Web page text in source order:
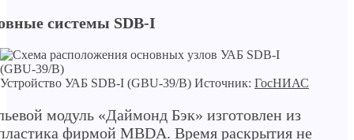
системы SDB-I
Устройство УАБ SDB-I (GBU-39/B) Источник: ГосНИАС
модуль «Даймонд Бэк» изготовлен из
фирмой МBDA. Время раскрытия не